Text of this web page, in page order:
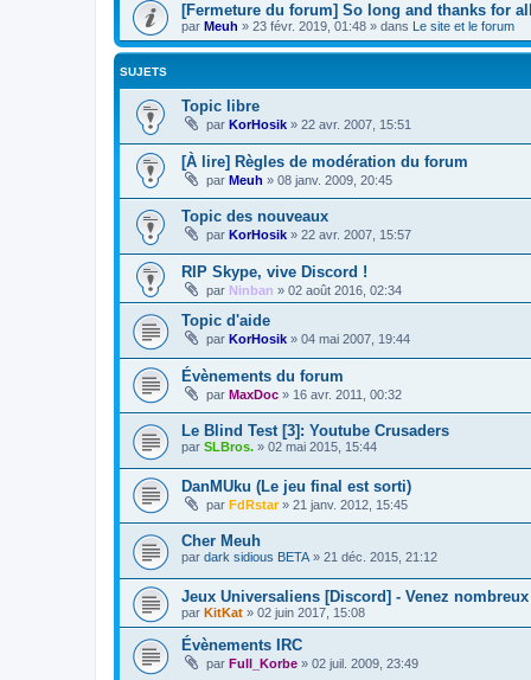
[Fermeture du forum] So long and thanks for
par Meuh » 23 févr. 2019, 01:48 » dans Le site et le forum
SUJETS
Topic libre
par KorHosik » 22 avr. 2007, 15:51
[À lire] Règles de modération du forum
par Meuh » 08 janv. 2009, 20:45
Topic des nouveaux
par KorHosik » 22 avr. 2007, 15:57
RIP Skype, vive Discord !
par Ninban » 02 août 2016, 02:34
Topic d'aide
par KorHosik » 04 mai 2007, 19:44
Évènements du forum
par MaxDoc » 16 avr. 2011, 00:32
Le Blind Test [3]: Youtube Crusaders
par SLBros. » 02 mai 2015, 15:44
DanMUku (Le jeu final est sorti)
par FdRstar» 21 janv. 2012, 15:45
Cher Meuh
par dark sidious BETA» 21 déc. 2015, 21:12
Jeux Universaliens [Discord] - Venez nombreux
par KitKat » 02 juin 2017, 15:08
Évènements IRC
par Full_Korbe » 02 juil. 2009, 23:49